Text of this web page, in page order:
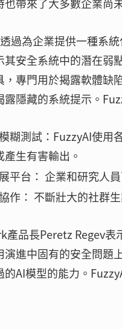
也帶來了大多數企業尚
過為企業提供一種系
其安全系統中的潛在弱
，專門用於揭露軟體缺
露隱藏的系統提示。
糊測試：FuzzyAI使用
產生有害輸出。
平台： 企業和研究人
作： 不斷壯大的社群
產品長Peretz Regev
演進中固有的安全問題
的AI模型的能力。